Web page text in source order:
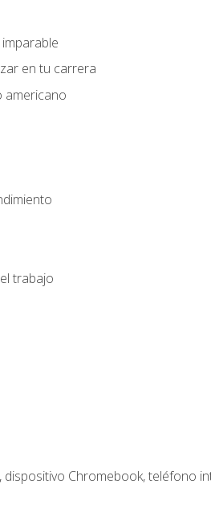
en tu carrera
americano
trabajo
Chromebook, teléfono